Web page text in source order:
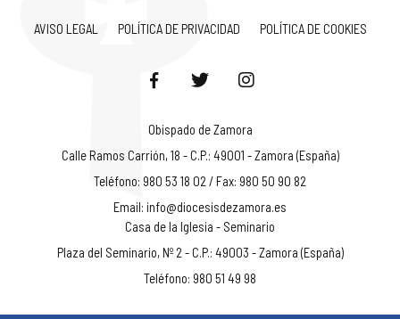
AVISO LEGAL POLÍTICA DE PRIVACIDAD POLÍTICA DE COOKIES
Obispado de Zamora
Calle Ramos Carrión, 18 - C.P.: 49001 - Zamora (España)
Teléfono: 980 53 18 02 / Fax: 980 50 90 82
Email: info@diocesisdezamora.es
Casa de la Iglesia - Seminario
Plaza del Seminario, Nº 2 - C.P.: 49003 - Zamora (España)
Teléfono: 980 51 49 98